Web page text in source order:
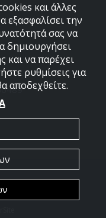
Dellacasa
και άλλες
εξασφαλίσει την
σας να
δημιουργήσει
και να παρέχει
ρυθμίσεις για
αποδεχθείτε.